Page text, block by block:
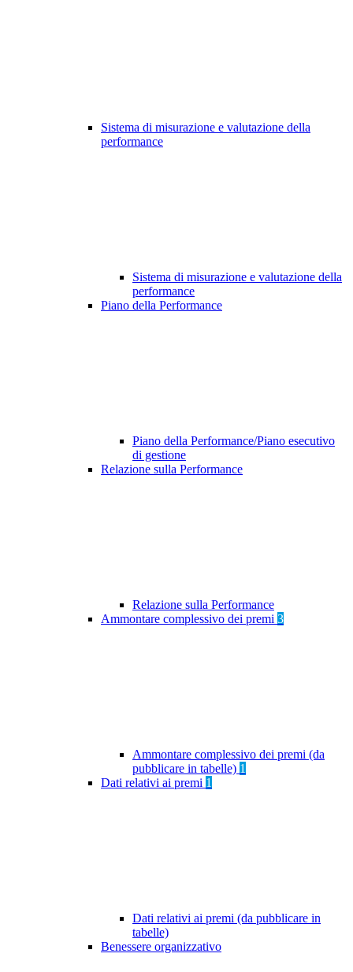
Sistema di misurazione e valutazione della
performance
Sistema di misurazione e valutazione della
performance
Piano della Performance
Piano della Performance/Piano esecutivo
di gestione
Relazione sulla Performance
Relazione sulla Performance
Ammontare complessivo dei premi 3
Ammontare complessivo dei premi (da
pubblicare in tabelle) 1
Dati relativi ai premi 1
Dati relativi ai premi (da pubblicare in
tabelle)
Benessere organizzativo